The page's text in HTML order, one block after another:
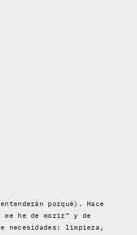
porqué). Hace
me he de morir” y de
necesidades: limpieza,